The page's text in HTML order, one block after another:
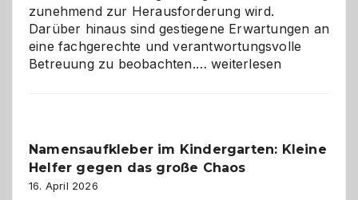
zunehmend zur Herausforderung wird.
Darüber hinaus sind gestiegene Erwartungen an
eine fachgerechte und verantwortungsvolle
Betreuung zu beobachten.…Betreuung
ist
eine
weiterlesen
Namensaufkleber im Kindergarten: Kleine
Helfer gegen das große Chaos
16. April 2026